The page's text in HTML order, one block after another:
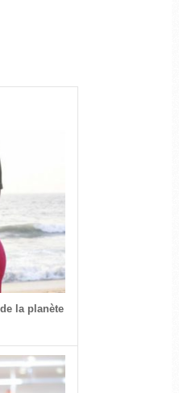
la planète